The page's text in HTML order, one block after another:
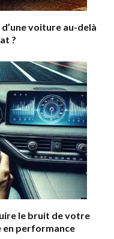
voiture au-delà
?
le bruit de votre
en performance